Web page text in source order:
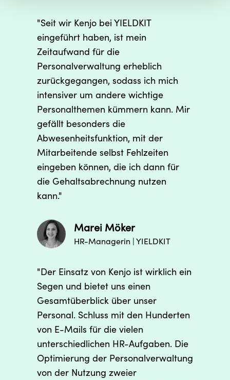
"Seit wir Kenjo bei YIELDKIT
eingeführt haben, ist mein
Zeitaufwand für die
Personalverwaltung erheblich
zurückgegangen, sodass ich mich
intensiver um andere wichtige
Personalthemen kümmern kann. Mir
gefällt besonders die
Abwesenheitsfunktion, mit der
Mitarbeitende selbst Fehlzeiten
eingeben können, die ich dann für
die Gehaltsabrechnung nutzen
kann."
Marei Möker
HR-Managerin | YIELDKIT
"Der Einsatz von Kenjo ist wirklich ein
Segen und bietet uns einen
Gesamtüberblick über unser
Personal. Schluss mit den Hunderten
von E-Mails für die vielen
unterschiedlichen HR-Aufgaben. Die
Optimierung der Personalverwaltung
von der Nutzung zweier